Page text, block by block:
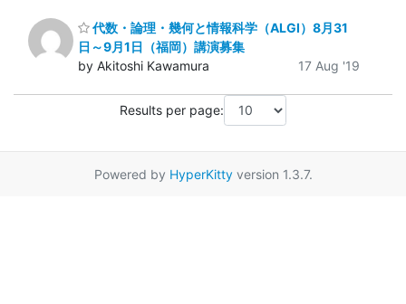
代数・論理・幾何と情報科学（ALGI）8月31
日～9月1日（福岡）講演募集
by Akitoshi Kawamura
17 Aug '19
Results per page:
Powered by HyperKittyversion 1.3.7.